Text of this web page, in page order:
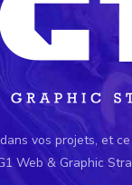
vos projets, et
Web & Graphic